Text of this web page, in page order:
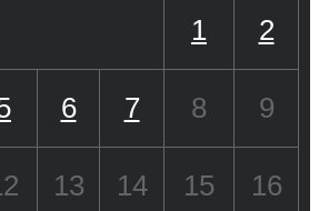
1 2
6 7 8 9
13 14 15 16